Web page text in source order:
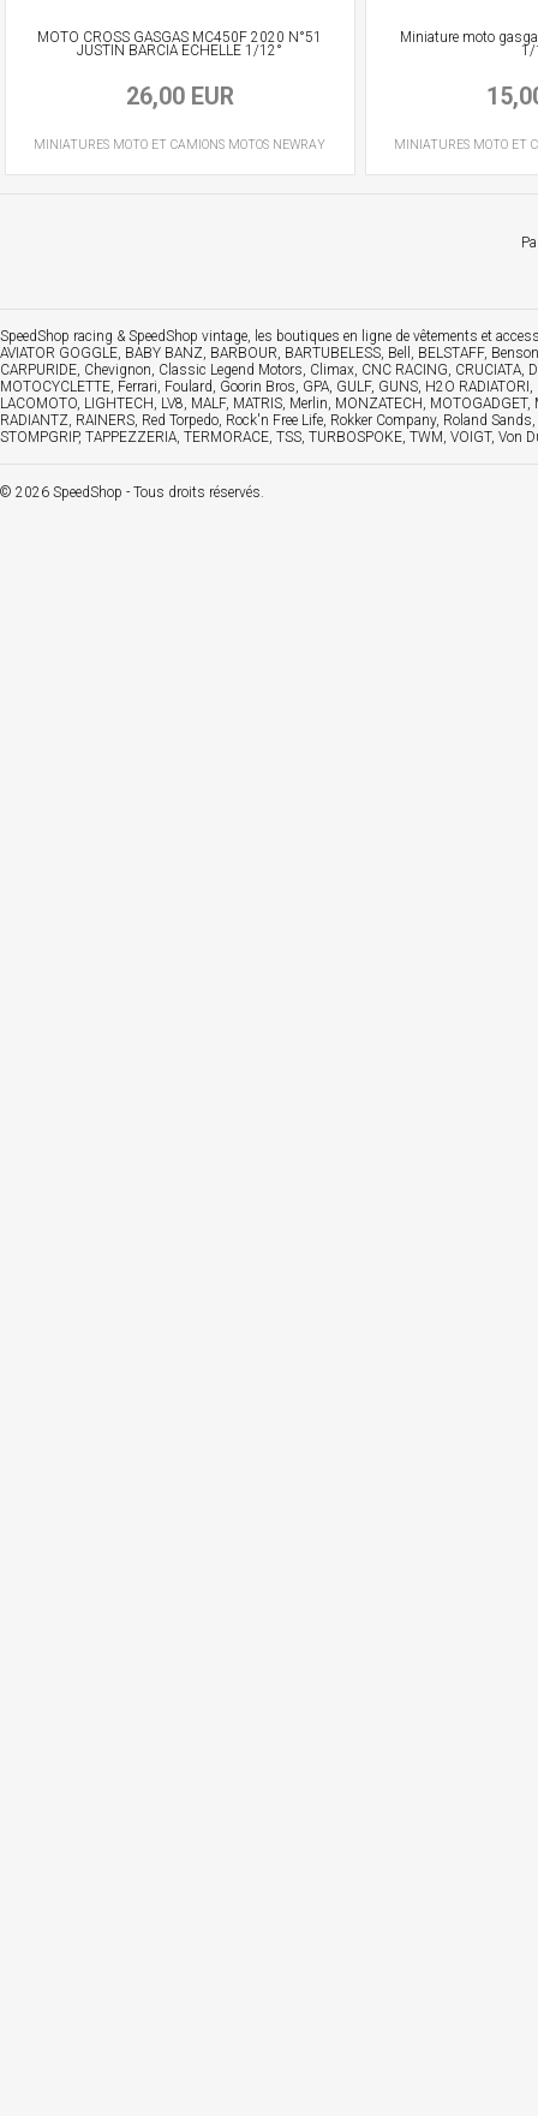
MOTO CROSS GASGAS MC450F 2020 N°51
JUSTIN BARCIA ECHELLE 1/12°
26,00 EUR
MINIATURES MOTO ET CAMIONS MOTOS NEWRAY
Miniature moto
1/
MINIATURES MOTO ET
SpeedShop racing & SpeedShop vintage, les boutiques en ligne de vêtements et
AVIATOR GOGGLE, BABY BANZ, BARBOUR, BARTUBELESS, Bell, BELSTAFF,
CARPURIDE, Chevignon, Classic Legend Motors, Climax, CNC RACING, CRUCIATA,
MOTOCYCLETTE, Ferrari, Foulard, Goorin Bros, GPA, GULF, GUNS, H2O
LACOMOTO, LIGHTECH, LV8, MALF, MATRIS, Merlin, MONZATECH,
RADIANTZ, RAINERS, Red Torpedo, Rock'n Free Life, Rokker Company, Roland
STOMPGRIP, TAPPEZZERIA, TERMORACE, TSS, TURBOSPOKE, TWM, VOIGT,
© 2026 SpeedShop - Tous droits réservés.